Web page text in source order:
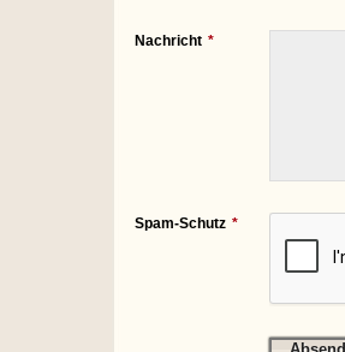
Nachricht
Spam-Schutz